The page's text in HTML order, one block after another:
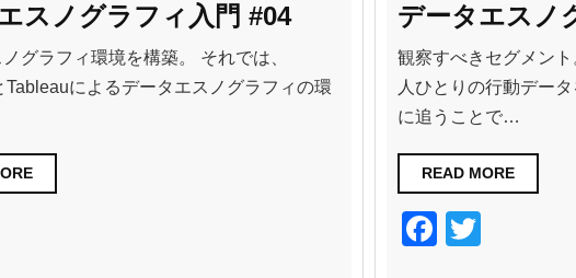
スノグラフィ入門 #04
グラフィ環境を構築。 それでは、
Tableauによるデータエスノグラフィの環
データエスノ
観察すべきセグメン
人ひとりの行動デー
に追うことで…
READ MORE
F